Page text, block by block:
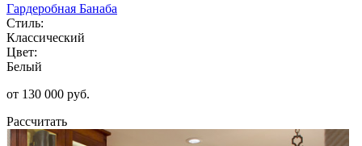
Гардеробная Банаба
Стиль:
Классический
Цвет:
Белый
от 130 000 руб.
Рассчитать